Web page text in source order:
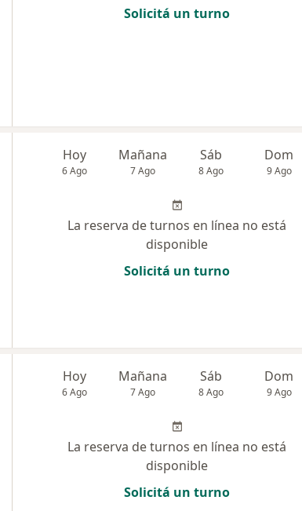
Solicitá un turno
Hoy
6 Ago
Mañana
7 Ago
Sáb
8 Ago
Dom
9 Ago
La reserva de turnos en línea no está
disponible
Solicitá un turno
Hoy
6 Ago
Mañana
7 Ago
Sáb
8 Ago
Dom
9 Ago
La reserva de turnos en línea no está
disponible
Solicitá un turno